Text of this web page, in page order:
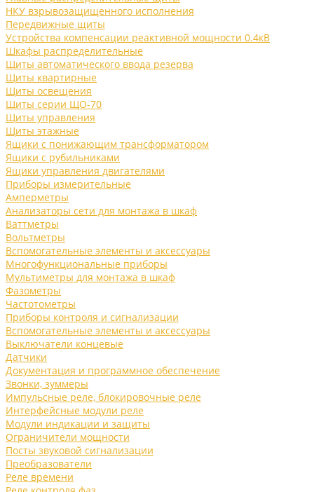
НКУ взрывозащищенного исполнения
Передвижные щиты
Устройства компенсации реактивной мощности 0.4кВ
Шкафы распределительные
Щиты автоматического ввода резерва
Щиты квартирные
Щиты освещения
Щиты серии ЩО-70
Щиты управления
Щиты этажные
Ящики с понижающим трансформатором
Ящики с рубильниками
Ящики управления двигателями
Приборы измерительные
Амперметры
Анализаторы сети для монтажа в шкаф
Ваттметры
Вольтметры
Вспомогательные элементы и аксессуары
Многофункциональные приборы
Мультиметры для монтажа в шкаф
Фазометры
Частотометры
Приборы контроля и сигнализации
Вспомогательные элементы и аксессуары
Выключатели концевые
Датчики
Документация и программное обеспечение
Звонки, зуммеры
Импульсные реле, блокировочные реле
Интерфейсные модули реле
Модули индикации и защиты
Ограничители мощности
Посты звуковой сигнализации
Преобразователи
Реле времени